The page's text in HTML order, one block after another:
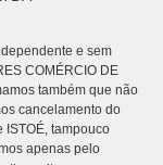
e sem
COMÉRCIO DE
também que não
cancelamento do
ISTOÉ, tampouco
apenas pelo